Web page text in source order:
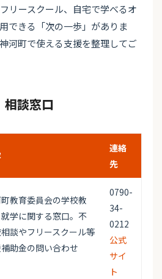
リースクール、自宅で学べるオ
できる「次の一歩」がありま
河町で使える支援を整理してご
相談窓口
連絡
先
教育委員会の学校教
学に関する窓口。不
談やフリースクール等
助金の問い合わせ
0790-
34-
0212
公式
サイ
ト